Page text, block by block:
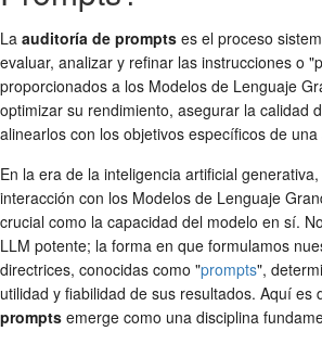
La auditoría de prompts es el proceso
evaluar, analizar y refinar las instrucciones o
proporcionados a los Modelos de Lenguaje
optimizar su rendimiento, asegurar la calidad
alinearlos con los objetivos específicos de
En la era de la inteligencia artificial
interacción con los Modelos de Lenguaje
crucial como la capacidad del modelo en sí.
LLM potente; la forma en que formulamos
directrices, conocidas como "prompts",
utilidad y fiabilidad de sus resultados. Aquí es
prompts emerge como una disciplina